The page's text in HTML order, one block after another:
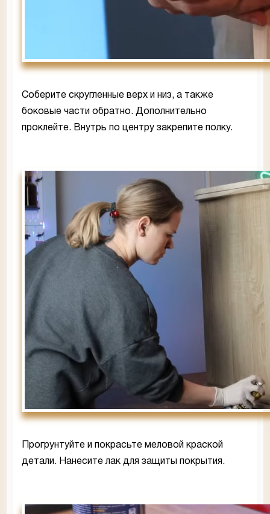
Соберите скругленные верх и низ, а также
боковые части обратно. Дополнительно
проклейте. Внутрь по центру закрепите полку.
Прогрунтуйте и покрасьте меловой краской
детали. Нанесите лак для защиты покрытия.